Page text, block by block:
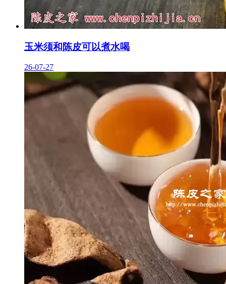
玉米须和陈皮可以煮水喝
26-07-27